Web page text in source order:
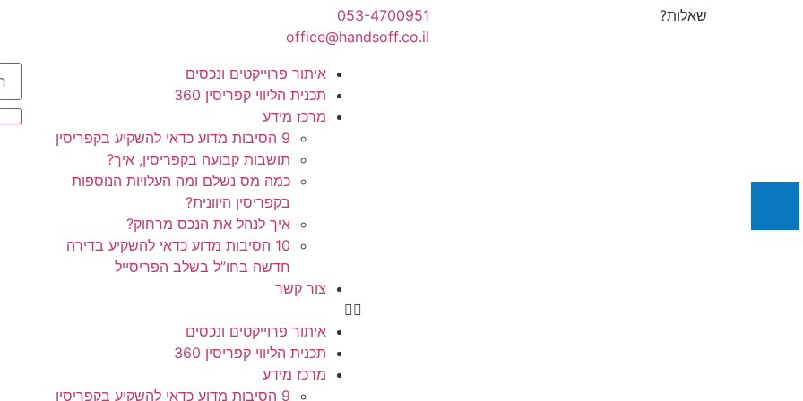
שאלות?
053-4700951
office@handsoff.co.il
איתור פרוייקטים ונכסים
תכנית הליווי קפריסין 360
מרכז מידע
9 הסיבות מדוע כדאי להשקיע בקפריסין
תושבות קבועה בקפריסין, איך?
כמה מס נשלם ומה העלויות הנוספות
בקפריסין היוונית?
איך לנהל את הנכס מרחוק?
10 הסיבות מדוע כדאי להשקיע בדירה
חדשה בחו”ל בשלב הפריסייל
צור קשר
איתור פרוייקטים ונכסים
תכנית הליווי קפריסין 360
מרכז מידע
9 הסיבות מדוע כדאי להשקיע בקפריסין